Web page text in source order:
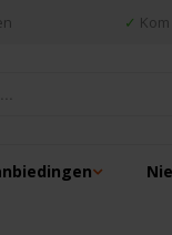
✓